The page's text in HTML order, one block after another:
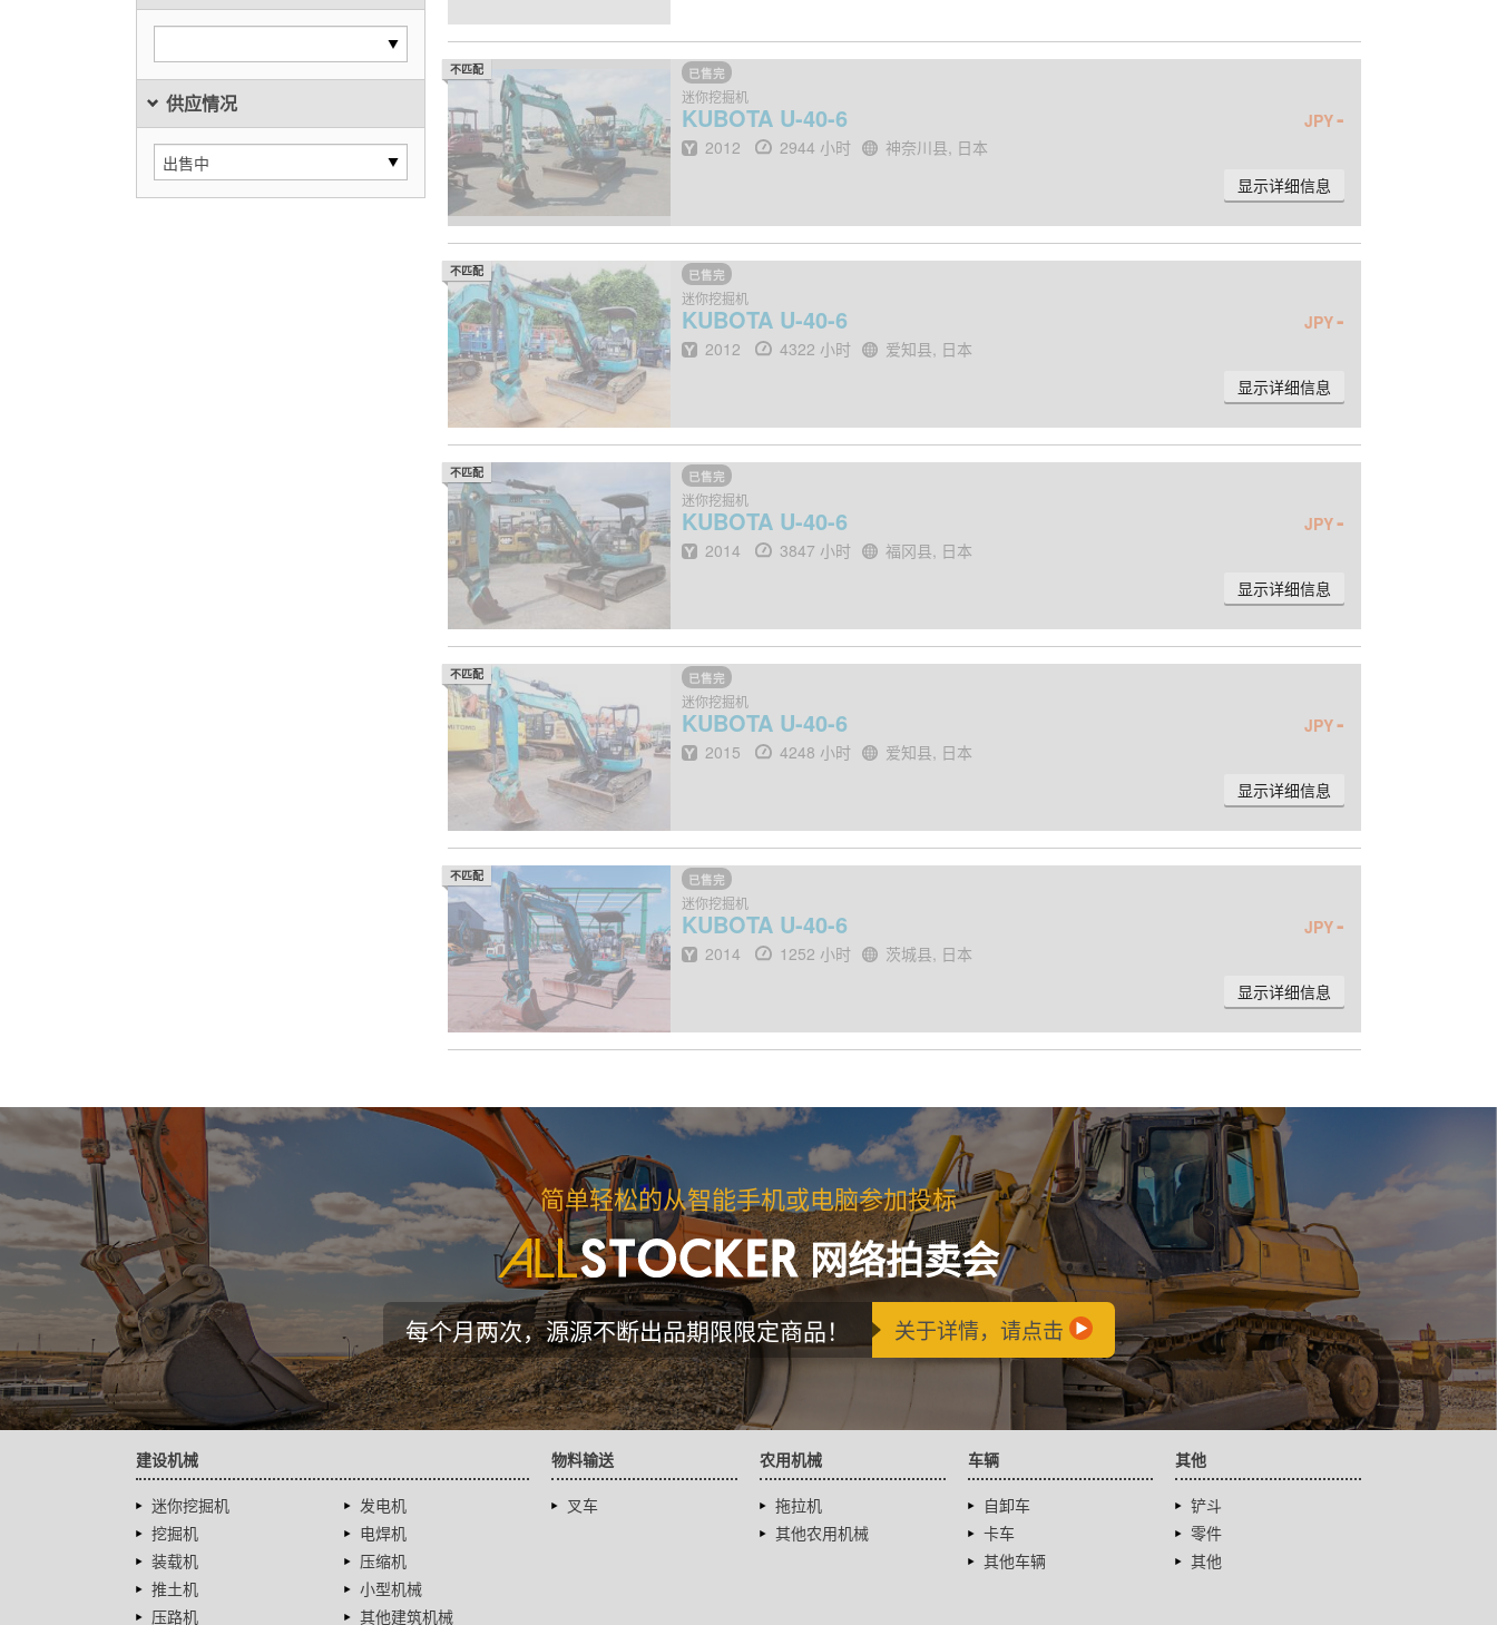
供应情况
已售完
迷你挖掘机
KUBOTA U-40-6 JPY-
出厂年份
2012 小时
2944 小时 地点
神奈川县, 日本
显示详细信息
不匹配
已售完
迷你挖掘机
KUBOTA U-40-6 JPY-
出厂年份
2012 小时
4322 小时 地点
爱知县, 日本
显示详细信息
不匹配
已售完
迷你挖掘机
KUBOTA U-40-6 JPY-
出厂年份
2014 小时
3847 小时 地点
福冈县, 日本
显示详细信息
不匹配
已售完
迷你挖掘机
KUBOTA U-40-6 JPY-
出厂年份
2015 小时
4248 小时 地点
爱知县, 日本
显示详细信息
不匹配
已售完
迷你挖掘机
KUBOTA U-40-6 JPY-
出厂年份
2014 小时
1252 小时 地点
茨城县, 日本
显示详细信息
不匹配
简单轻松的从智能手机或电脑参加投标
网络拍卖会
每个月两次，源源不断出品期限限定商品！ 关于详情，请点击
建设机械
迷你挖掘机
挖掘机
装载机
推土机
压路机
发电机
电焊机
压缩机
小型机械
其他建筑机械
物料输送
叉车
农用机械
拖拉机
其他农用机械
车辆
自卸车
卡车
其他车辆
其他
铲斗
零件
其他